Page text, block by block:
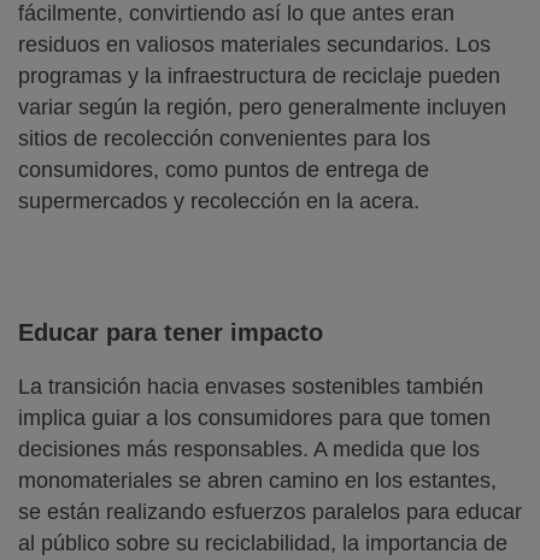
fácilmente, convirtiendo así lo que antes eran
residuos en valiosos materiales secundarios. Los
programas y la infraestructura de reciclaje pueden
variar según la región, pero generalmente incluyen
sitios de recolección convenientes para los
consumidores, como puntos de entrega de
supermercados y recolección en la acera.
Educar para tener impacto
La transición hacia envases sostenibles también
implica guiar a los consumidores para que tomen
decisiones más responsables. A medida que los
monomateriales se abren camino en los estantes,
se están realizando esfuerzos paralelos para educar
al público sobre su reciclabilidad, la importancia de